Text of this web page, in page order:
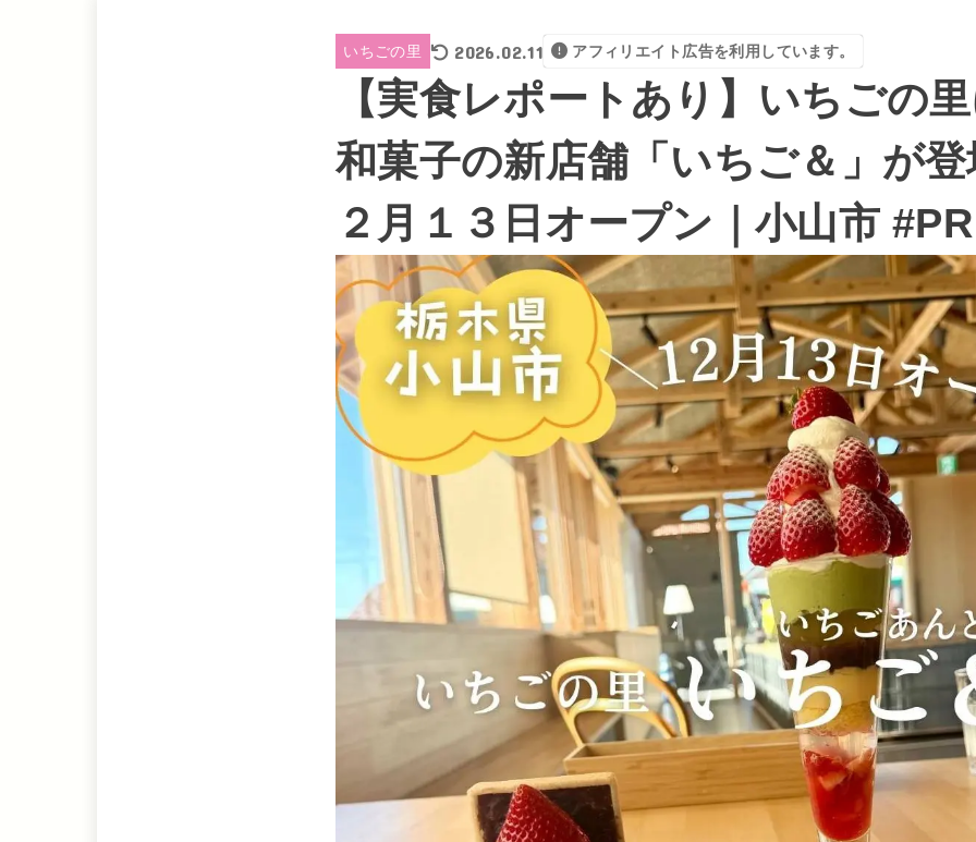
いちごの里 2026.02.11 アフィリエイト広告を利用しています。
【実食レポートあり】いちごの
和菓子の新店舗「いちご＆」が
２月１３日オープン｜小山市 #PR